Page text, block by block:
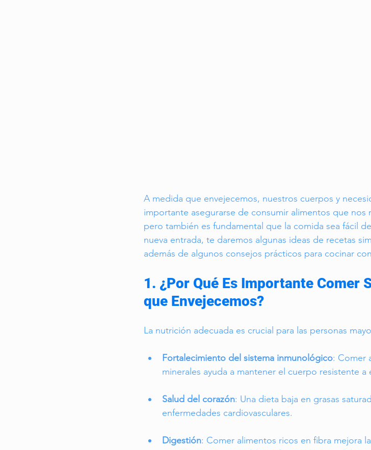
A medida que envejecemos, nuestros cuerpos y
importante asegurarse de consumir alimentos que nos
pero también es fundamental que la comida sea fácil
nueva entrada, te daremos algunas ideas de recetas
además de algunos consejos prácticos para cocinar
1. ¿Por Qué Es Importante Comer
que Envejecemos?
La nutrición adecuada es crucial para las personas
Fortalecimiento del sistema inmunológico: Comer
minerales ayuda a mantener el cuerpo resistente a
Salud del corazón: Una dieta baja en grasas
enfermedades cardiovasculares.
Digestión: Comer alimentos ricos en fibra mejora